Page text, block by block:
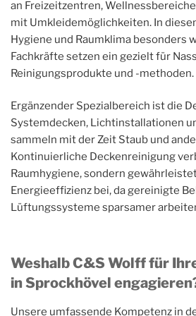
an Freizeitzentren,
mit Umkleidemöglichkeiten. In
Hygiene und Raumklima besonders
Fachkräfte setzen ein gezielt für
Reinigungsprodukte und -methoden.
Ergänzender Spezialbereich ist die
Systemdecken, Lichtinstallationen
sammeln mit der Zeit Staub und
Kontinuierliche Deckenreinigung
Raumhygiene, sondern
Energieeffizienz bei, da gereinigte
Lüftungssysteme sparsamer
Weshalb C&S Wolff für
in Sprockhövel
Unsere umfassende Kompetenz in